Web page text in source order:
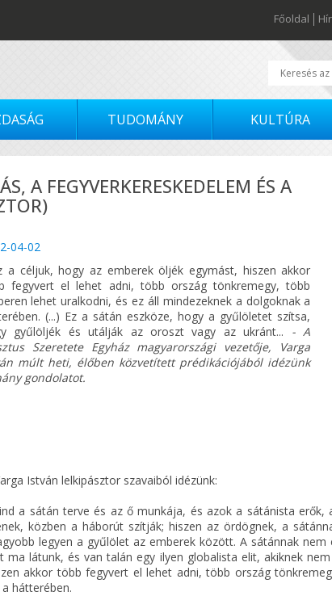
Főoldal
TUDOMÁNY KULTÚRA
A FEGYVERKERESKEDELEM ÉS A
04-02
a céljuk, hogy az emberek öljék egymást, hiszen akkor
fegyvert el lehet adni, több ország tönkremegy, több
lehet uralkodni, és ez áll mindezeknek a dolgoknak a
(...) Ez a sátán eszköze, hogy a gyűlöletet szítsa,
gyűlöljék és utálják az oroszt vagy az ukránt... - A
Szeretete Egyház magyarországi vezetője, Varga
múlt heti, élőben közvetített prédikációjából idézünk
gondolatot.
István lelkipásztor szavaiból idézünk:
a sátán terve és az ő munkája, és azok a sátánista erők,
közben a háborút szítják; hiszen az ördögnek, a
legyen a gyűlölet az emberek között. A sátánnak nem
látunk, és van talán egy ilyen globalista elit, akiknek
akkor több fegyvert el lehet adni, több ország
hátterében.